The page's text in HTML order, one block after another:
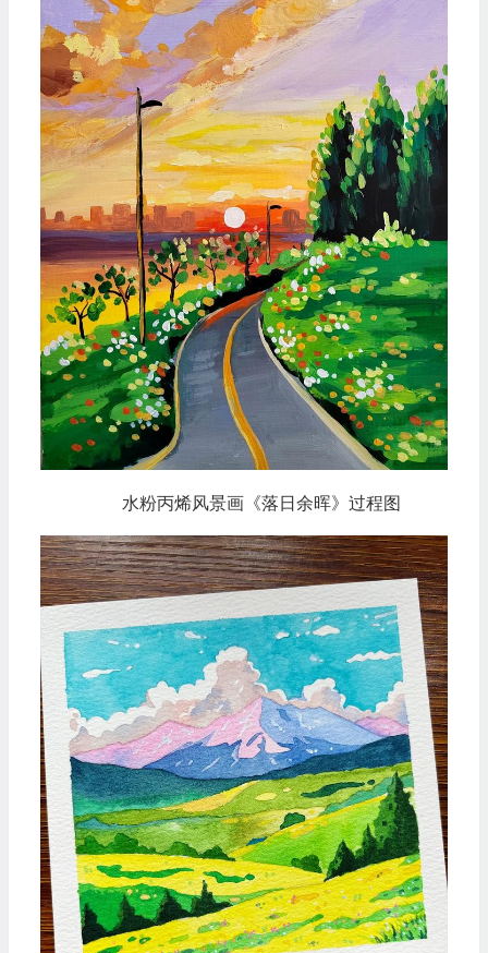
水粉丙烯风景画《落日余晖》过程图